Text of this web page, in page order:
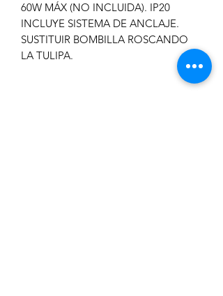
60W MÁX (NO INCLUIDA). IP20
INCLUYE SISTEMA DE ANCLAJE.
SUSTITUIR BOMBILLA ROSCANDO
LA TULIPA.